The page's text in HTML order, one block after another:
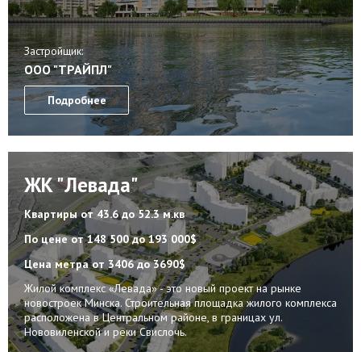
Застройщик:
ООО "ТРАЙПЛ"
Подробнее
ЖК "Левада"
Квартирыот 43.6 до 52.3 м.кв
По ценеот 148 500 до 193 000$
Цена метраот 3406 до 3690$
Жилой комплекс «Левада» - это новый проект на рынке
новостроек Минска. Строительная площадка жилого комплекса
расположена в Центральном районе, в границах ул.
Нововиленской и реки Свислочь.